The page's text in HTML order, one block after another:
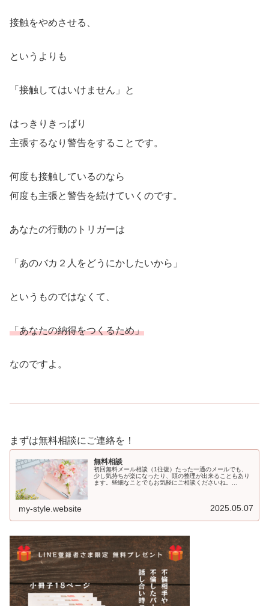
接触をやめさせる、
というよりも
「接触してはいけません」と
はっきりきっぱり
主張するなり警告をすることです。
何度も接触しているのなら
何度も主張と警告を続けていくのです。
あなたの行動のトリガーは
「あのバカ２人をどうにかしたいから」
というものではなくて、
「あなたの納得をつくるため」
なのですよ。
まずは無料相談にご連絡を！
無料相談
初回無料メール相談（1往復）たった一通のメールでも、
少し気持ちが楽になったり、頭の整理が出来ることもあり
ます。些細なことでもお気軽にご相談くださいね。...
my-style.website 2025.05.07